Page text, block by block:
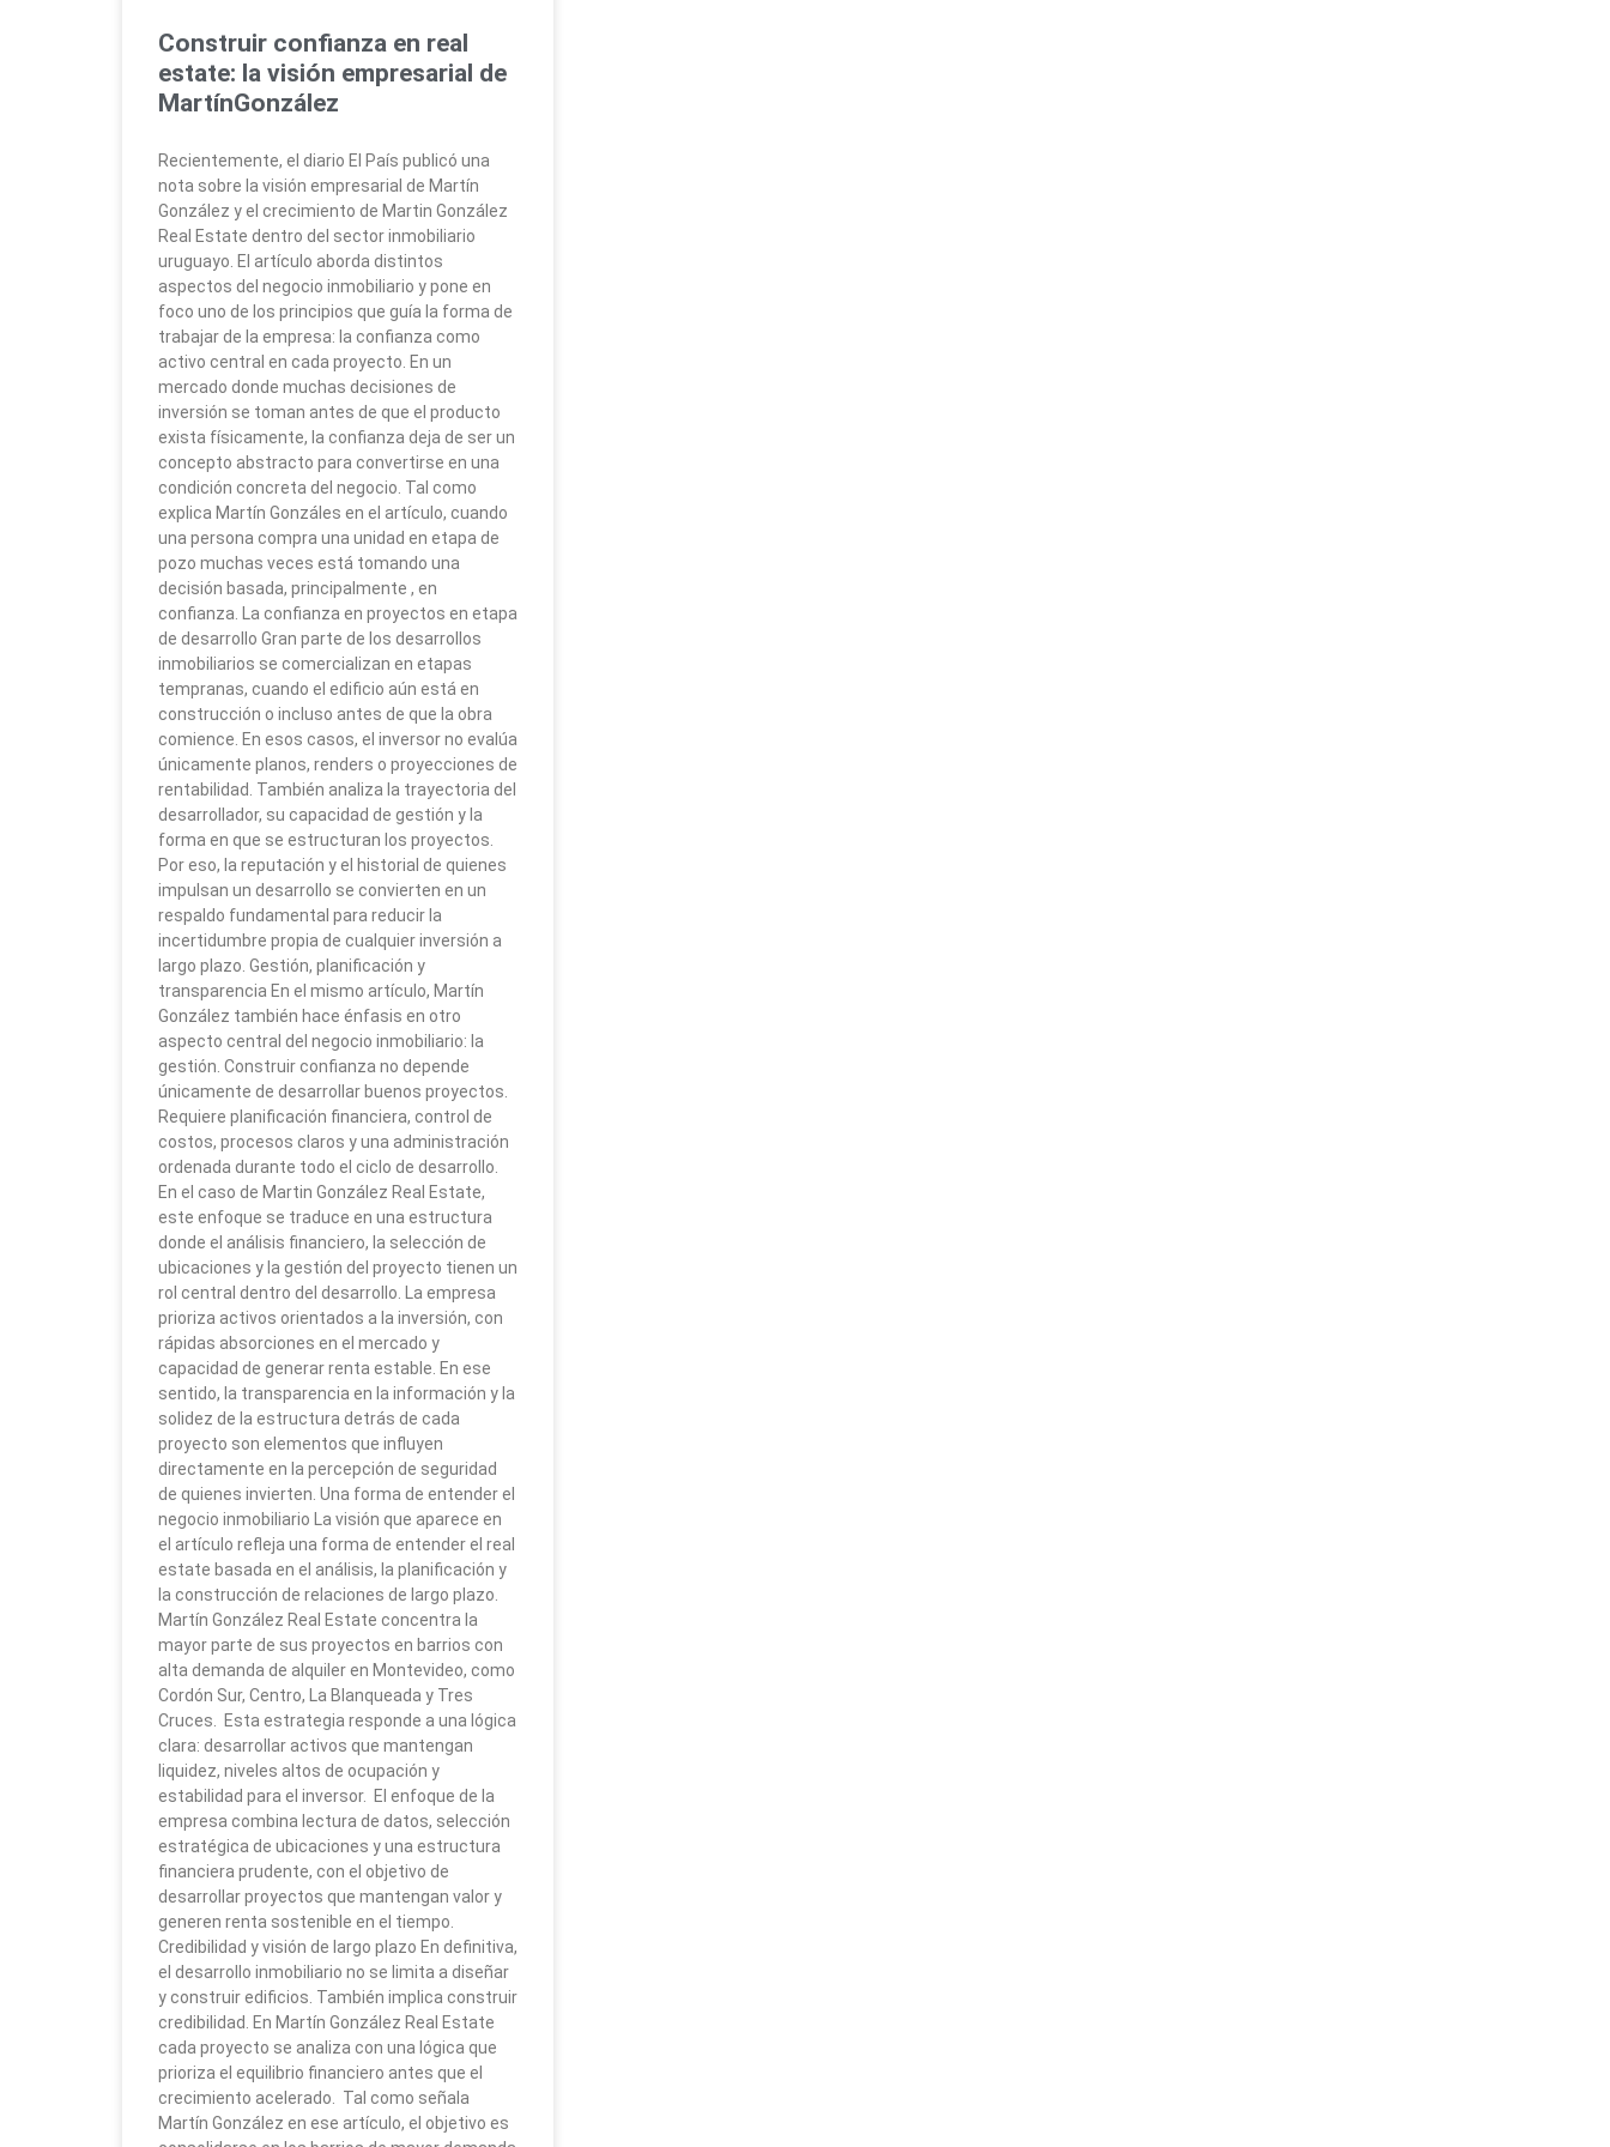
Construir confianza en real
estate: la visión empresarial de
MartínGonzález
Recientemente, el diario El País publicó una
nota sobre la visión empresarial de Martín
González y el crecimiento de Martin González
Real Estate dentro del sector inmobiliario
uruguayo. El artículo aborda distintos
aspectos del negocio inmobiliario y pone en
foco uno de los principios que guía la forma de
trabajar de la empresa: la confianza como
activo central en cada proyecto. En un
mercado donde muchas decisiones de
inversión se toman antes de que el producto
exista físicamente, la confianza deja de ser un
concepto abstracto para convertirse en una
condición concreta del negocio. Tal como
explica Martín Gonzáles en el artículo, cuando
una persona compra una unidad en etapa de
pozo muchas veces está tomando una
decisión basada, principalmente , en
confianza. La confianza en proyectos en etapa
de desarrollo Gran parte de los desarrollos
inmobiliarios se comercializan en etapas
tempranas, cuando el edificio aún está en
construcción o incluso antes de que la obra
comience. En esos casos, el inversor no evalúa
únicamente planos, renders o proyecciones de
rentabilidad. También analiza la trayectoria del
desarrollador, su capacidad de gestión y la
forma en que se estructuran los proyectos.
Por eso, la reputación y el historial de quienes
impulsan un desarrollo se convierten en un
respaldo fundamental para reducir la
incertidumbre propia de cualquier inversión a
largo plazo. Gestión, planificación y
transparencia En el mismo artículo, Martín
González también hace énfasis en otro
aspecto central del negocio inmobiliario: la
gestión. Construir confianza no depende
únicamente de desarrollar buenos proyectos.
Requiere planificación financiera, control de
costos, procesos claros y una administración
ordenada durante todo el ciclo de desarrollo.
En el caso de Martin González Real Estate,
este enfoque se traduce en una estructura
donde el análisis financiero, la selección de
ubicaciones y la gestión del proyecto tienen un
rol central dentro del desarrollo. La empresa
prioriza activos orientados a la inversión, con
rápidas absorciones en el mercado y
capacidad de generar renta estable. En ese
sentido, la transparencia en la información y la
solidez de la estructura detrás de cada
proyecto son elementos que influyen
directamente en la percepción de seguridad
de quienes invierten. Una forma de entender el
negocio inmobiliario La visión que aparece en
el artículo refleja una forma de entender el real
estate basada en el análisis, la planificación y
la construcción de relaciones de largo plazo.
Martín González Real Estate concentra la
mayor parte de sus proyectos en barrios con
alta demanda de alquiler en Montevideo, como
Cordón Sur, Centro, La Blanqueada y Tres
Cruces. Esta estrategia responde a una lógica
clara: desarrollar activos que mantengan
liquidez, niveles altos de ocupación y
estabilidad para el inversor. El enfoque de la
empresa combina lectura de datos, selección
estratégica de ubicaciones y una estructura
financiera prudente, con el objetivo de
desarrollar proyectos que mantengan valor y
generen renta sostenible en el tiempo.
Credibilidad y visión de largo plazo En definitiva,
el desarrollo inmobiliario no se limita a diseñar
y construir edificios. También implica construir
credibilidad. En Martín González Real Estate
cada proyecto se analiza con una lógica que
prioriza el equilibrio financiero antes que el
crecimiento acelerado. Tal como señala
Martín González en ese artículo, el objetivo es